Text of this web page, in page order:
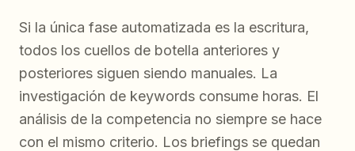
Si la única fase automatizada es la escritura,
todos los cuellos de botella anteriores y
posteriores siguen siendo manuales. La
investigación de keywords consume horas. El
análisis de la competencia no siempre se hace
con el mismo criterio. Los briefings se quedan